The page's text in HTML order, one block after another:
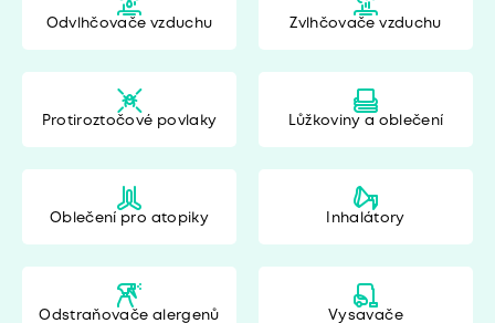
Odvlhčovače vzduchu Zvlhčovače vzduchu
Protiroztočové povlaky Lůžkoviny a oblečení
Oblečení pro atopiky Inhalátory
Odstraňovače alergenů Vysavače